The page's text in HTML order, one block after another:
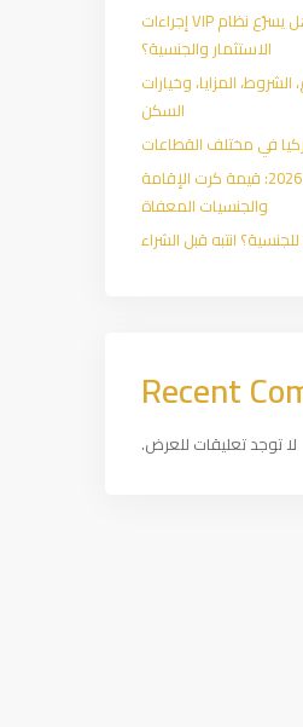
إقامة المستثمر في تركيا: هل يسرّع نظام VIP إجراءات
الاستثمار والجنسية؟
2026: الأنواع، الشروط، المزايا، وخيارات
السكن
في مختلف القطاعات
رسوم الإقامة في تركيا 2026: قيمة كرت الإقامة
والجنسيات المعفاة
انتبه قبل الشراء
Recent
لا توجد تعليقات للعرض.